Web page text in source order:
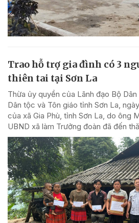
Trao hỗ trợ gia đình có 3
thiên tai tại Sơn La
Thừa ủy quyền của Lãnh đạo Bộ
Dân tộc và Tôn giáo tỉnh Sơn La,
của xã Gia Phù, tỉnh Sơn La, do ông
UBND xã làm Trưởng đoàn đã đến